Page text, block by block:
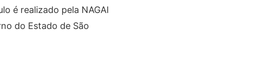
é realizado pela NAGAI
do Estado de São